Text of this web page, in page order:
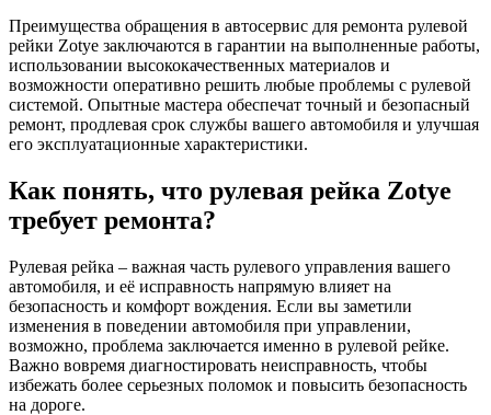
Преимущества обращения в автосервис для ремонта рулевой
рейки Zotye заключаются в гарантии на выполненные работы,
использовании высококачественных материалов и
возможности оперативно решить любые проблемы с рулевой
системой. Опытные мастера обеспечат точный и безопасный
ремонт, продлевая срок службы вашего автомобиля и улучшая
его эксплуатационные характеристики.
Как понять, что рулевая рейка Zotye
требует ремонта?
Рулевая рейка – важная часть рулевого управления вашего
автомобиля, и её исправность напрямую влияет на
безопасность и комфорт вождения. Если вы заметили
изменения в поведении автомобиля при управлении,
возможно, проблема заключается именно в рулевой рейке.
Важно вовремя диагностировать неисправность, чтобы
избежать более серьезных поломок и повысить безопасность
на дороге.